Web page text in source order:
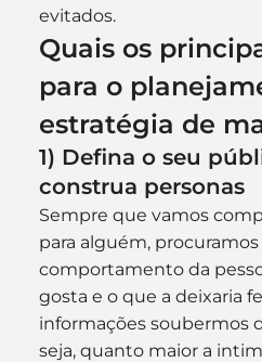
evitados.
Quais os
para o
estratégia de
1) Defina o seu
construa personas
Sempre que vamos
para alguém,
comportamento da
gosta e o que a deixaria
informações soubermos
seja, quanto maior a